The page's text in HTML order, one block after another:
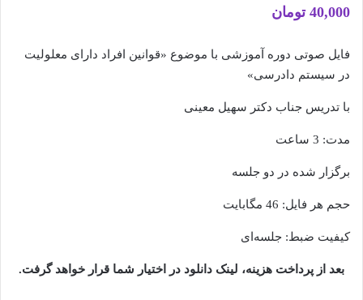
40,000 تومان
فایل صوتی دوره آموزشی با موضوع «قوانین افراد دارای معلولیت
در سیستم دادرسی»
با تدریس جناب دکتر سهیل معینی
مدت: 3 ساعت
برگزار شده در دو جلسه
حجم هر فایل: 46 مگابایت
کیفیت ضبط: جلسه‌ای
بعد از پرداخت هزینه، لینک دانلود در اختیار شما قرار خواهد گرفت.